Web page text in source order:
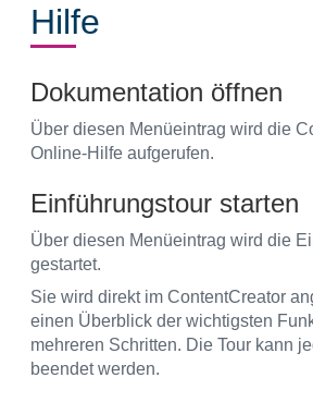
Hilfe
Dokumentation öffnen
Über diesen Menüeintrag wird die
Online-Hilfe aufgerufen.
Einführungstour starten
Über diesen Menüeintrag wird die
gestartet.
Sie wird direkt im ContentCreator
einen Überblick der wichtigsten
mehreren Schritten. Die Tour kann
beendet werden.